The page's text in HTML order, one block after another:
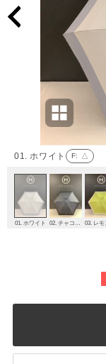
01. ホワイト F: △
01. ホワイト